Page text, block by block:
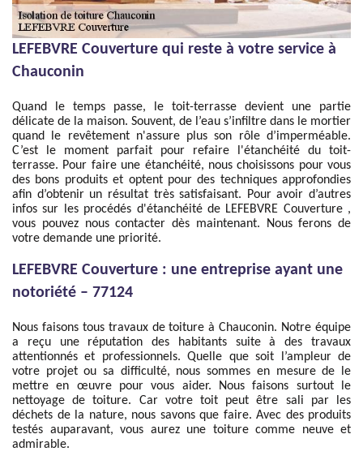
LEFEBVRE Couverture qui reste à votre service à
Chauconin
Quand le temps passe, le toit-terrasse devient une partie
délicate de la maison. Souvent, de l’eau s’infiltre dans le mortier
quand le revêtement n'assure plus son rôle d’imperméable.
C’est le moment parfait pour refaire l'étanchéité du toit-
terrasse. Pour faire une étanchéité, nous choisissons pour vous
des bons produits et optent pour des techniques approfondies
afin d’obtenir un résultat très satisfaisant. Pour avoir d’autres
infos sur les procédés d'étanchéité de LEFEBVRE Couverture ,
vous pouvez nous contacter dès maintenant. Nous ferons de
votre demande une priorité.
LEFEBVRE Couverture : une entreprise ayant une
notoriété – 77124
Nous faisons tous travaux de toiture à Chauconin. Notre équipe
a reçu une réputation des habitants suite à des travaux
attentionnés et professionnels. Quelle que soit l’ampleur de
votre projet ou sa difficulté, nous sommes en mesure de le
mettre en œuvre pour vous aider. Nous faisons surtout le
nettoyage de toiture. Car votre toit peut être sali par les
déchets de la nature, nous savons que faire. Avec des produits
testés auparavant, vous aurez une toiture comme neuve et
admirable.